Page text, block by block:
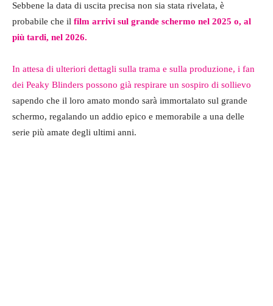
Sebbene la data di uscita precisa non sia stata rivelata, è
probabile che il film arrivi sul grande schermo nel 2025 o, al
più tardi, nel 2026.
In attesa di ulteriori dettagli sulla trama e sulla produzione, i fan
dei Peaky Blinders possono già respirare un sospiro di sollievo
sapendo che il loro amato mondo sarà immortalato sul grande
schermo, regalando un addio epico e memorabile a una delle
serie più amate degli ultimi anni.